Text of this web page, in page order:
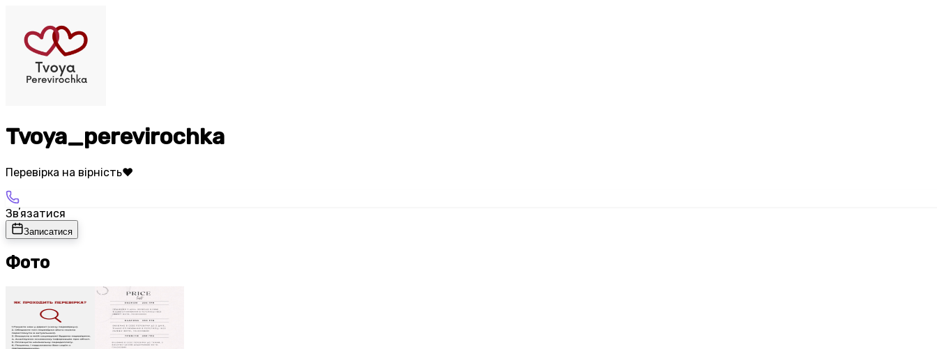
Tvoya_perevirochka
Перевірка на вірність❤️
Звʼязатися
Записатися
Фото